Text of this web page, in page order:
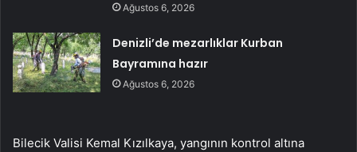
Ağustos 6, 2026
Denizli’de mezarlıklar Kurban
Bayramına hazır
Ağustos 6, 2026
Bilecik Valisi Kemal Kızılkaya, yangının kontrol altına